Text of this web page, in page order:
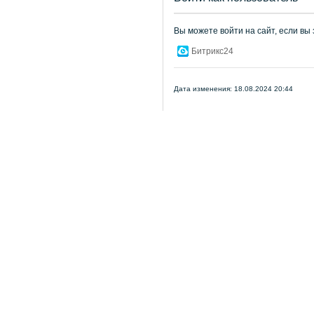
Вы можете войти на сайт, если вы
Битрикс24
Дата изменения: 18.08.2024 20:44